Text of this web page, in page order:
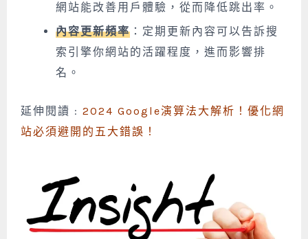
網站能改善用戶體驗，從而降低跳出率。
內容更新頻率 ：定期更新內容可以告訴搜
索引擎你網站的活躍程度，進而影響排
名。
延伸閱讀 : 2024 Google演算法大解析！優化網
站必須避開的五大錯誤！